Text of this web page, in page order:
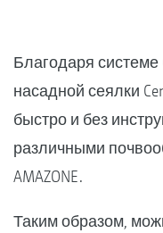
Благодаря системе
насадной сеялки
быстро и без
различными
AMAZONE.
Таким образом,